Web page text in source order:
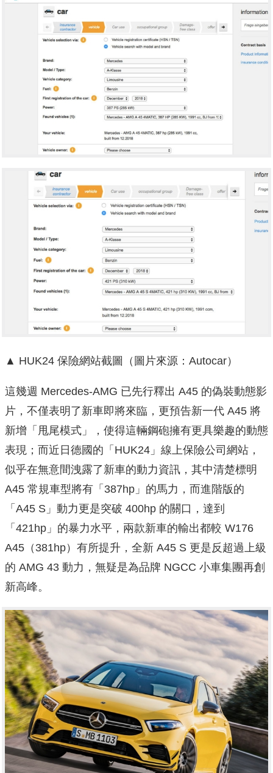
▲ HUK24 保險網站截圖（圖片來源：Autocar）
這幾週 Mercedes-AMG 已先行釋出 A45 的偽裝動態影
片，不僅表明了新車即將來臨，更預告新一代 A45 將
新增「甩尾模式」，使得這輛鋼砲擁有更具樂趣的動態
表現；而近日德國的「HUK24」線上保險公司網站，
似乎在無意間洩露了新車的動力資訊，其中清楚標明
A45 常規車型將有「387hp」的馬力，而進階版的
「A45 S」動力更是突破 400hp 的關口，達到
「421hp」的暴力水平，兩款新車的輸出都較 W176
A45（381hp）有所提升，全新 A45 S 更是反超過上級
的 AMG 43 動力，無疑是為品牌 NGCC 小車集團再創
新高峰。